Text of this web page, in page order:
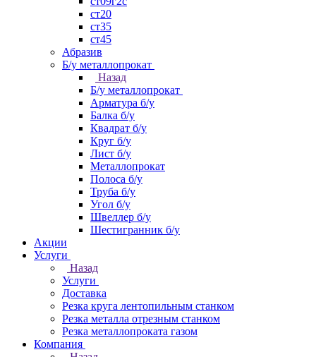
ст20
ст35
ст45
Абразив
Б/у металлопрокат
Назад
Б/у металлопрокат
Арматура б/у
Балка б/у
Квадрат б/у
Круг б/у
Лист б/у
Металлопрокат
Полоса б/у
Труба б/у
Угол б/у
Швеллер б/у
Шестигранник б/у
Акции
Услуги
Назад
Услуги
Доставка
Резка круга лентопильным станком
Резка металла отрезным станком
Резка металлопроката газом
Компания